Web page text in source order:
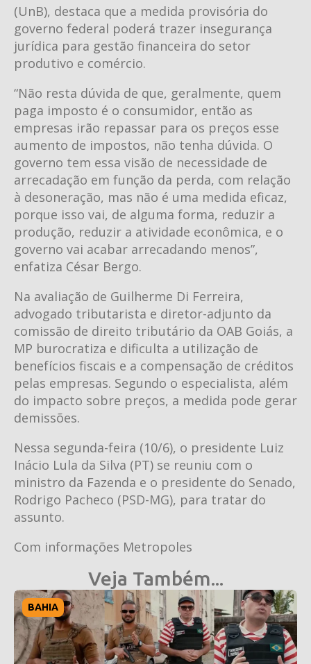
(UnB), destaca que a medida provisória do
governo federal poderá trazer insegurança
jurídica para gestão financeira do setor
produtivo e comércio.
“Não resta dúvida de que, geralmente, quem
paga imposto é o consumidor, então as
empresas irão repassar para os preços esse
aumento de impostos, não tenha dúvida. O
governo tem essa visão de necessidade de
arrecadação em função da perda, com relação
à desoneração, mas não é uma medida eficaz,
porque isso vai, de alguma forma, reduzir a
produção, reduzir a atividade econômica, e o
governo vai acabar arrecadando menos”,
enfatiza César Bergo.
Na avaliação de Guilherme Di Ferreira,
advogado tributarista e diretor-adjunto da
comissão de direito tributário da OAB Goiás, a
MP burocratiza e dificulta a utilização de
benefícios fiscais e a compensação de créditos
pelas empresas. Segundo o especialista, além
do impacto sobre preços, a medida pode gerar
demissões.
Nessa segunda-feira (10/6), o presidente Luiz
Inácio Lula da Silva (PT) se reuniu com o
ministro da Fazenda e o presidente do Senado,
Rodrigo Pacheco (PSD-MG), para tratar do
assunto.
Com informações Metropoles
Veja Também...
BAHIA